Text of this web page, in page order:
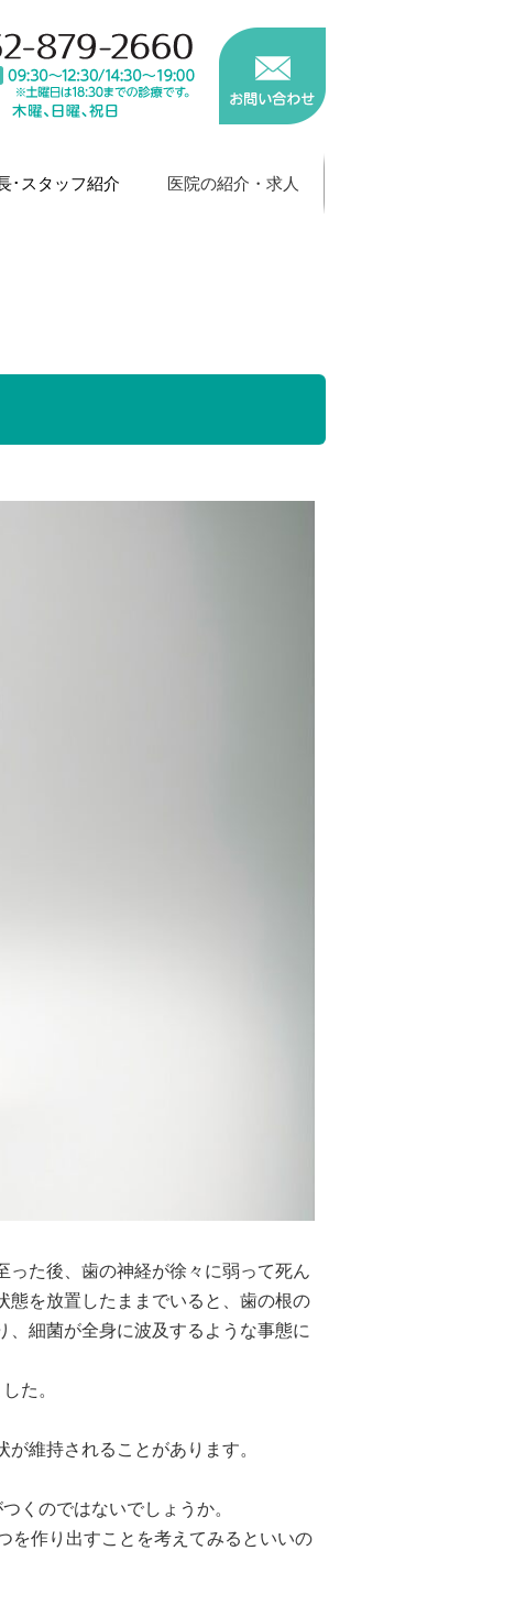
themes/mizuhoTheme/single.php
･スタッフ紹介 医院の紹介・求人
った後、歯の神経が徐々に弱って死ん
態を放置したままでいると、歯の根の
細菌が全身に波及するような事態に
た。
維持されることがあります。
くのではないでしょうか。
を作り出すことを考えてみるといいの